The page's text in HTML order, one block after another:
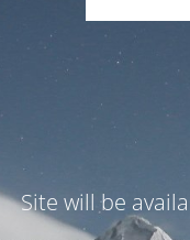
Site will be